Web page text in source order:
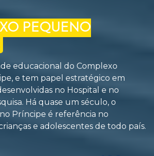
PEQUENO
educacional do Complexo
e tem papel estratégico em
no Hospital e no
Há quase um século, o
Príncipe é referência no
e adolescentes de todo país.